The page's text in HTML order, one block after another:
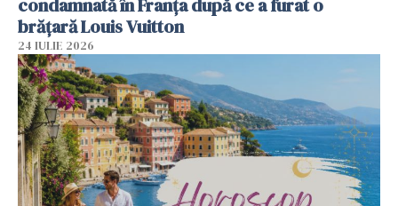
condamnată în Franța după ce a furat o
brățară Louis Vuitton
24 IULIE 2026